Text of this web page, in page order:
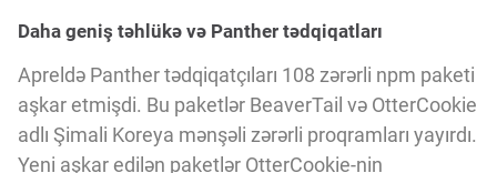
Daha geniş təhlükə və Panther tədqiqatları
Apreldə Panther tədqiqatçıları 108 zərərli npm paketi
aşkar etmişdi. Bu paketlər BeaverTail və OtterCookie
adlı Şimali Koreya mənşəli zərərli proqramları yayırdı.
Yeni aşkar edilən paketlər OtterCookie-nin